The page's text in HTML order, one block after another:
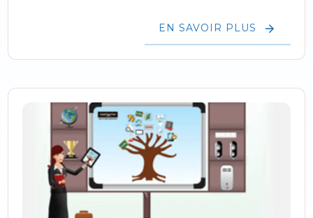
EN SAVOIR PLUS